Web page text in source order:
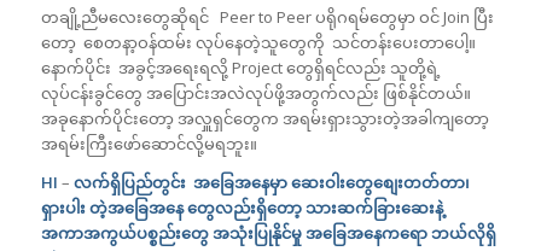
တချို့ညီမလေးတွေဆိုရင် Peer to Peer ပရိုဂရမ်တွေမှာ ဝင် Join ပြီး
တော့ စေတနာ့ဝန်ထမ်း လုပ်နေတဲ့သူတွေကို သင်တန်းပေးတာပေါ့။
နောက်ပိုင်း အခွင့်အရေးရလို့ Project တွေရှိရင်လည်း သူတို့ရဲ့
လုပ်ငန်းခွင်တွေ အပြောင်းအလဲလုပ်ဖို့အတွက်လည်း ဖြစ်နိုင်တယ်။
အခုနောက်ပိုင်းတော့ အလှူရှင်တွေက အရမ်းရှားသွားတဲ့အခါကျတော့
အရမ်းကြီးဖော်ဆောင်လို့မရဘူး။
HI – လက်ရှိပြည်တွင်း အခြေအနေမှာ ဆေးဝါးတွေစျေးတတ်တာ၊
ရှားပါး တဲ့အခြေအနေ တွေလည်းရှိတော့ သားဆက်ခြားဆေးနဲ့
အကာအကွယ်ပစ္စည်းတွေ အသုံးပြုနိုင်မှု အခြေအနေကရော ဘယ်လိုရှိ